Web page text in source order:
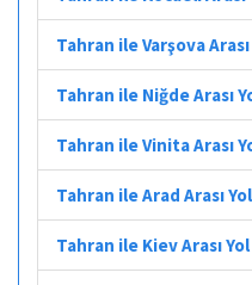
Tahran ile Varşova
Tahran ile Niğde Arası
Tahran ile Vinita Arası
Tahran ile Arad Arası
Tahran ile Kiev Arası